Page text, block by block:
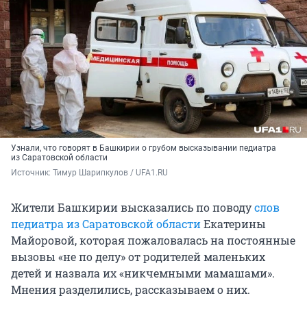
Узнали, что говорят в Башкирии о грубом высказывании педиатра
из Саратовской области
Источник: Тимур Шарипкулов / UFA1.RU
Жители Башкирии высказались по поводуслов
педиатра из Саратовской областиЕкатерины
Майоровой, которая пожаловалась на постоянные
вызовы «не по делу» от родителей маленьких
детей и назвала их «никчемными мамашами».
Мнения разделились, рассказываем о них.